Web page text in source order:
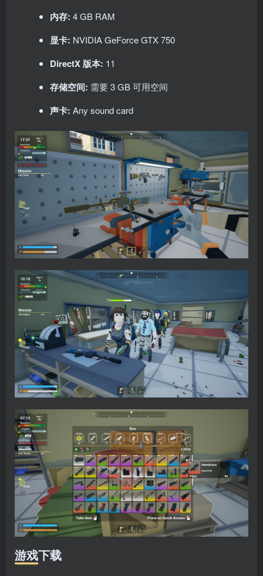
内存: 4 GB RAM
显卡: NVIDIA GeForce GTX 750
DirectX 版本: 11
存储空间: 需要 3 GB 可用空间
声卡: Any sound card
游戏下载